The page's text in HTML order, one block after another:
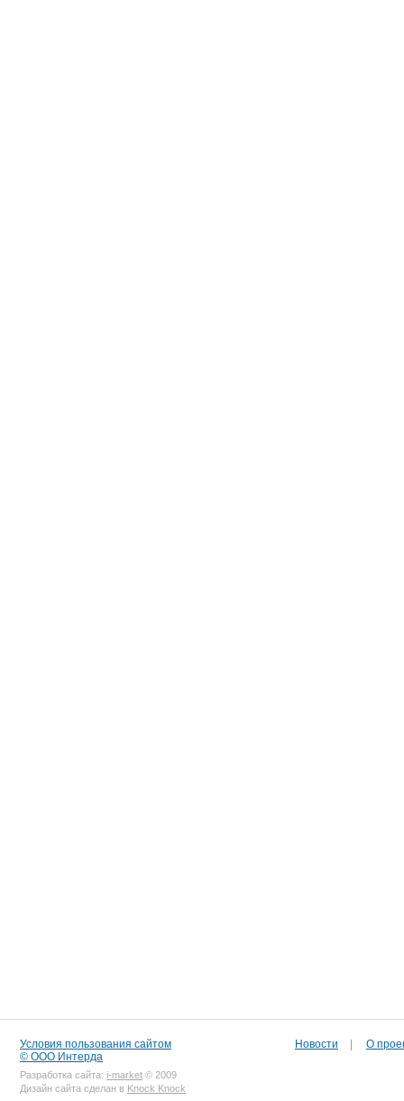
Условия пользования сайтом
© ООО Интерда
Разработка сайта: i-market © 2009
Дизайн сайта сделан в Knock Knock
Новости О